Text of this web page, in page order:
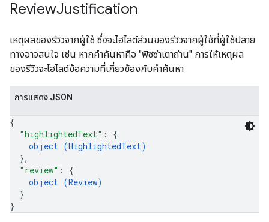
ReviewJustification
เหตุผลของรีวิวจากผู้ใช้ ซึ่งจะไฮไลต์ส่วนของรีวิวจากผู้ใช้ที่ผู้ใช้ปลาย
ทางอาจสนใจ เช่น หากคำค้นหาคือ "พิซซ่าเตาถ่าน" การให้เหตุผล
ของรีวิวจะไฮไลต์ข้อความที่เกี่ยวข้องกับคำค้นหา
การแสดง JSON
{
"highlightedText" : {
object (HighlightedText)
},
"review" : {
object (Review)
}
}